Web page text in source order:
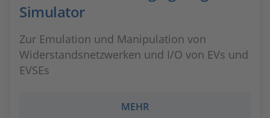
Simulator
Zur Emulation und Manipulation von
Widerstandsnetzwerken und I/O von EVs und
EVSEs
MEHR